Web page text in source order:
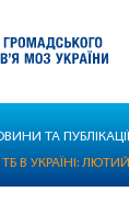
ТА ПУБЛІКАЦІЇ
В УКРАЇНІ: